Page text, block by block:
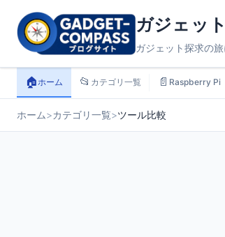
ガジェッ
ガジェット探求の
🏠ホーム 📂 カテゴリ一覧 📄 Raspberry Pi
ホーム>カテゴリ一覧>ツール比較